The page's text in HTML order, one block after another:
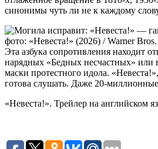
синонимы чуть ли не к каждому
фото: «Невеста!» (2026) / Warner
Эта азбука сопротивления находит
нарядных «Бедных несчастных» или
маски протестного идола.
готова слушать. Даже 20-
«Невеста!». Трейлер на английском